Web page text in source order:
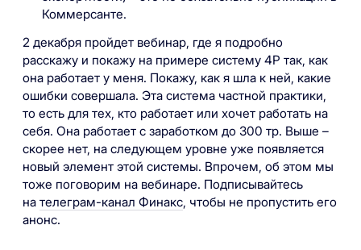
Коммерсанте.
2 декабря пройдет вебинар, где я подробно
расскажу и покажу на примере систему 4Р так, как
она работает у меня. Покажу, как я шла к ней, какие
ошибки совершала. Эта система частной практики,
то есть для тех, кто работает или хочет работать на
себя. Она работает с заработком до 300 тр. Выше –
скорее нет, на следующем уровне уже появляется
новый элемент этой системы. Впрочем, об этом мы
тоже поговорим на вебинаре. Подписывайтесь
на телеграм-канал Финакс, чтобы не пропустить его
анонс.